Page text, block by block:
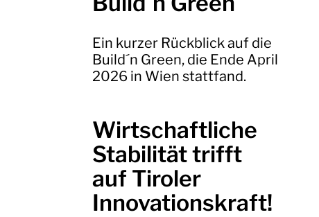
Ein kurzer Rückblick auf die
Build´n Green, die Ende April
2026 in Wien stattfand.
Wirtschaftliche
Stabilität trifft
auf Tiroler
Innovationskraft!